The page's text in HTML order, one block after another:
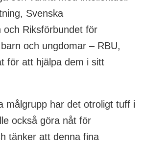
Svenska
och Riksförbundet för
och ungdomar – RBU,
för att hjälpa dem i sitt
målgrupp har det otroligt tuff i
också göra nåt för
tänker att denna fina